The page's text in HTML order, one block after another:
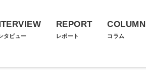
タビュー
REPORT
レポート
COLUMN
コラム